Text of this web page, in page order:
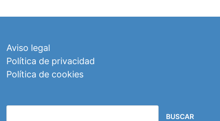
Aviso legal
Política de privacidad
Política de cookies
BUSCAR